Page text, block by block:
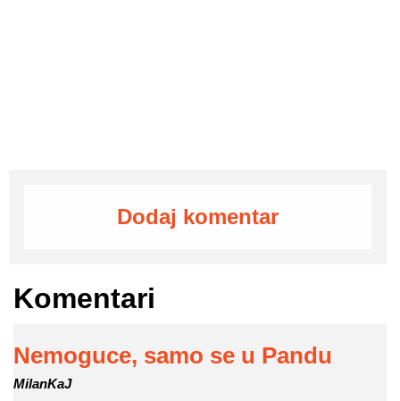
Dodaj komentar
Komentari
Nemoguce, samo se u Pandu
MilanKaJ